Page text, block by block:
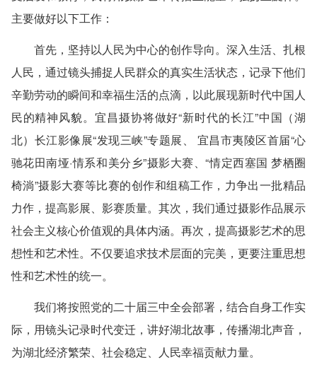
主要做好以下工作：
首先，坚持以人民为中心的创作导向。深入生活、扎根
人民，通过镜头捕捉人民群众的真实生活状态，记录下他们
辛勤劳动的瞬间和幸福生活的点滴，以此展现新时代中国人
民的精神风貌。宜昌摄协将做好“新时代的长江”中国（湖
北）长江影像展“发现三峡”专题展、 宜昌市夷陵区首届“心
驰花田南垭·情系和美分乡”摄影大赛、“情定西塞国 梦栖圈
椅淌”摄影大赛等比赛的创作和组稿工作，力争出一批精品
力作，提高影展、影赛质量。其次，我们通过摄影作品展示
社会主义核心价值观的具体内涵。再次，提高摄影艺术的思
想性和艺术性。不仅要追求技术层面的完美，更要注重思想
性和艺术性的统一。
我们将按照党的二十届三中全会部署，结合自身工作实
际，用镜头记录时代变迁，讲好湖北故事，传播湖北声音，
为湖北经济繁荣、社会稳定、人民幸福贡献力量。